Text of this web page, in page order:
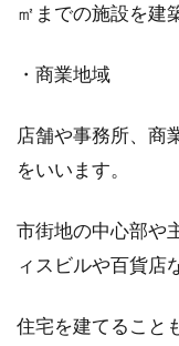
㎡までの施設を建
・商業地域
店舗や事務所、商
をいいます。
市街地の中心部や
ィスビルや百貨店
住宅を建てること